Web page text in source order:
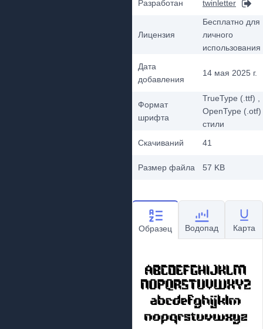
Разработан twinletter
Лицензия
Бесплатно для
личного
использования
Дата
добавления
14 мая 2025 г.
Формат
шрифта
TrueType (.ttf)
OpenType (.otf)
стили
Скачиваний
41
Размер файла 57 KB
Образец Водопад Карта